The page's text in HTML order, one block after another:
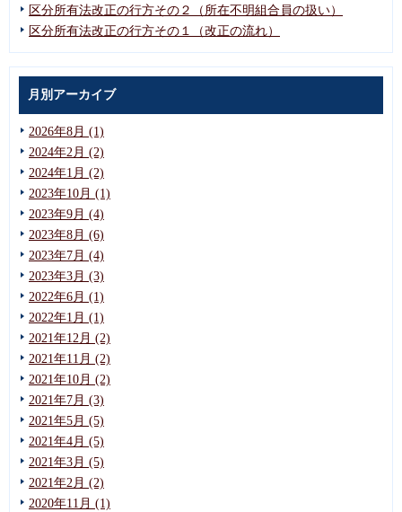
区分所有法改正の行方その２（所在不明組合員の扱い）
区分所有法改正の行方その１（改正の流れ）
月別アーカイブ
2026年8月 (1)
2024年2月 (2)
2024年1月 (2)
2023年10月 (1)
2023年9月 (4)
2023年8月 (6)
2023年7月 (4)
2023年3月 (3)
2022年6月 (1)
2022年1月 (1)
2021年12月 (2)
2021年11月 (2)
2021年10月 (2)
2021年7月 (3)
2021年5月 (5)
2021年4月 (5)
2021年3月 (5)
2021年2月 (2)
2020年11月 (1)